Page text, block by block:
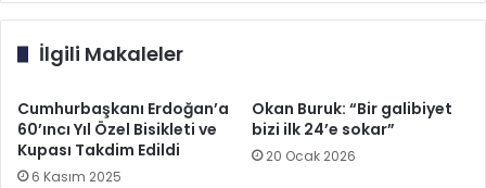
İlgili Makaleler
Cumhurbaşkanı Erdoğan’a
60’ıncı Yıl Özel Bisikleti ve
Kupası Takdim Edildi
6 Kasım 2025
Okan Buruk: “Bir galibiyet
bizi ilk 24’e sokar”
20 Ocak 2026